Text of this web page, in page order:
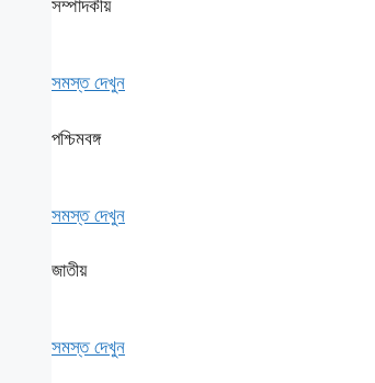
সম্পাদকীয়
সমস্ত দেখুন
পশ্চিমবঙ্গ
সমস্ত দেখুন
জাতীয়
সমস্ত দেখুন